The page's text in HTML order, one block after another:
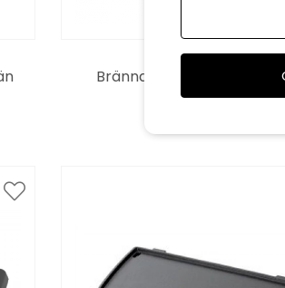
Weber
Brännarset Q100/1000-
779 kr